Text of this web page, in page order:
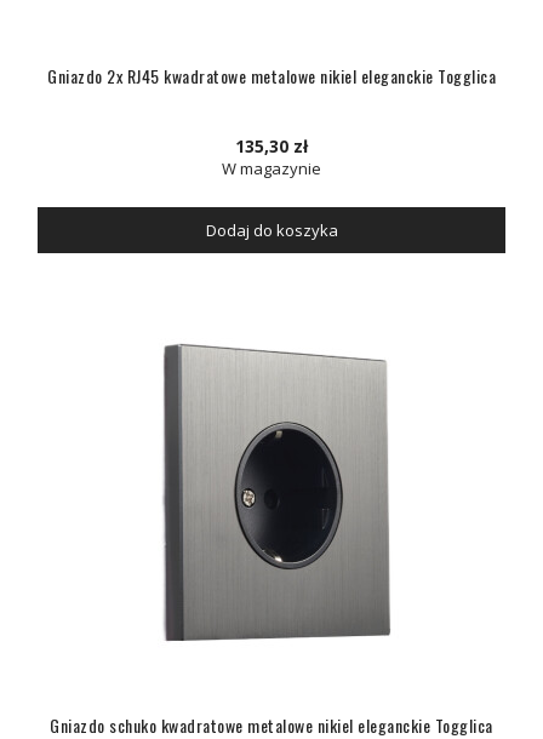
Gniazdo 2x RJ45 kwadratowe metalowe nikiel eleganckie Togglica
135,30 zł
W magazynie
Dodaj do koszyka
Gniazdo schuko kwadratowe metalowe nikiel eleganckie Togglica